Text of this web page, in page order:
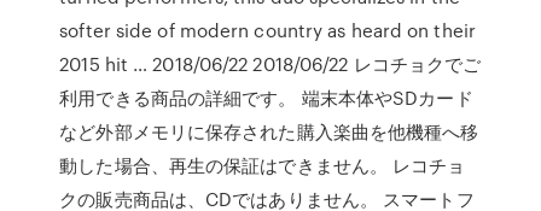
softer side of modern country as heard on their
2015 hit … 2018/06/22 2018/06/22 レコチョクでご
利用できる商品の詳細です。 端末本体やSDカード
など外部メモリに保存された購入楽曲を他機種へ移
動した場合、再生の保証はできません。 レコチョ
クの販売商品は、CDではありません。 スマートフ